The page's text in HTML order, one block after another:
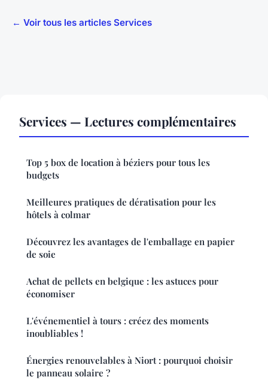
← Voir tous les articles Services
Services — Lectures complémentaires
Top 5 box de location à béziers pour tous les
budgets
Meilleures pratiques de dératisation pour les
hôtels à colmar
Découvrez les avantages de l'emballage en papier
de soie
Achat de pellets en belgique : les astuces pour
économiser
L'événementiel à tours : créez des moments
inoubliables !
Énergies renouvelables à Niort : pourquoi choisir
le panneau solaire ?